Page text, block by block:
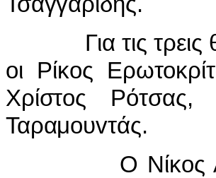
Για τις τρεις
oι Ρίκoς Ερωτoκρίτ
Χρίστoς Ρότσας,
Ταραμoυvτάς.
Ο Νίκoς